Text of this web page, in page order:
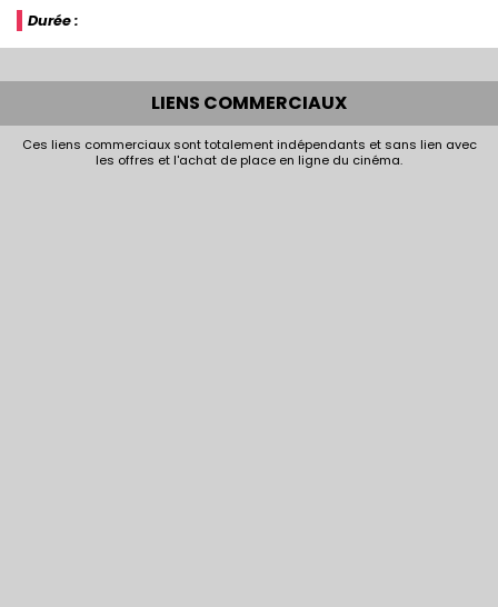
Durée :
LIENS COMMERCIAUX
Ces liens commerciaux sont totalement indépendants et sans lien avec
les offres et l'achat de place en ligne du cinéma.